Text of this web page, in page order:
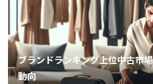
ブランドランキング上位中古市
動向